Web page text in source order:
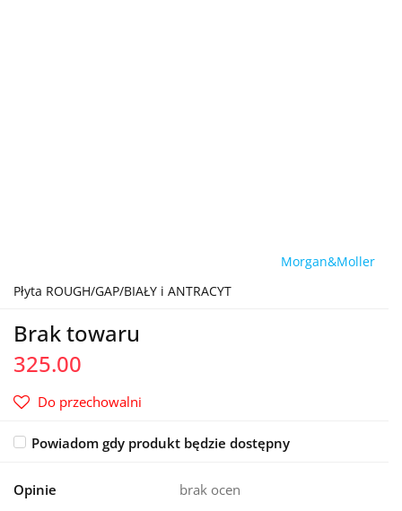
Morgan&Moller
Płyta ROUGH/GAP/BIAŁY i ANTRACYT
Brak towaru
325.00
Do przechowalni
Powiadom gdy produkt będzie dostępny
Opinie brak ocen